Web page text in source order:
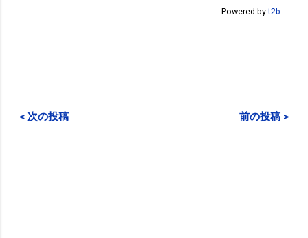
Powered byt2b
< 次の投稿 前の投稿 >